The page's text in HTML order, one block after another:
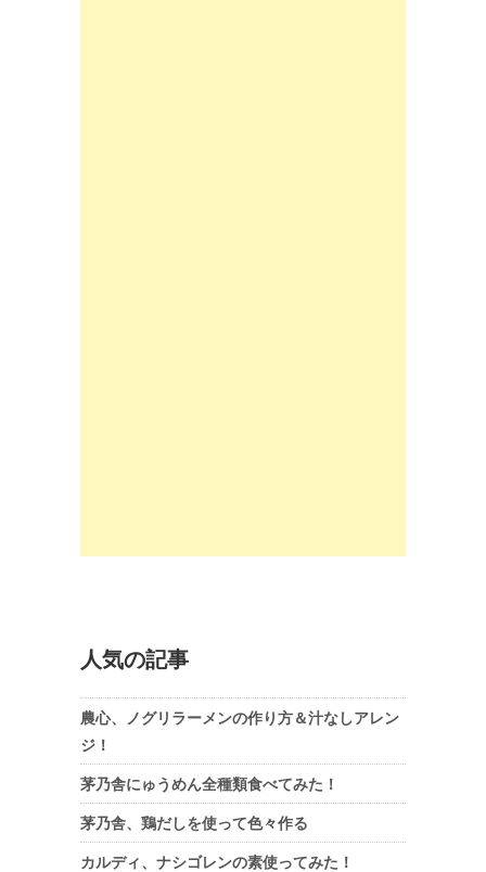
人気の記事
農心、ノグリラーメンの作り方＆汁なしアレン
ジ！
茅乃舎にゅうめん全種類食べてみた！
茅乃舎、鶏だしを使って色々作る
カルディ、ナシゴレンの素使ってみた！